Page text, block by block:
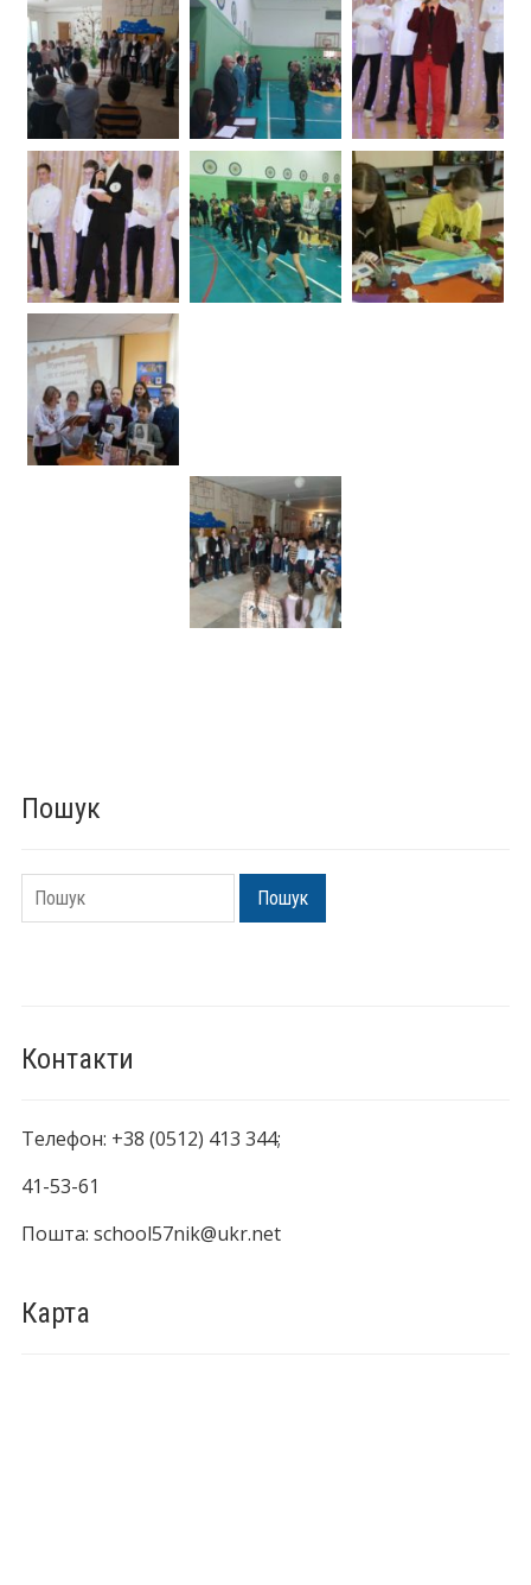
Пошук
Пошук Пошук
Контакти
Телефон: +38 (0512) 413 344;
41-53-61
Пошта: school57nik@ukr.net
Карта